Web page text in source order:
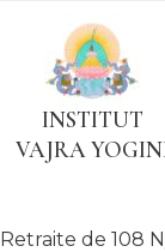
INSTITUT
VAJRA
Retraite de 108